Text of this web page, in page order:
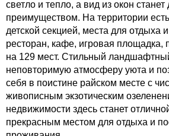
светло и тепло, а вид из окон
преимуществом. На территории
детской секцией, места для отдыха
ресторан, кафе, игровая площадка,
на 129 мест. Стильный
неповторимую атмосферу уюта и
себя в поистине райском месте с
живописным экзотическим
недвижимости здесь станет
прекрасным местом для отдыха и